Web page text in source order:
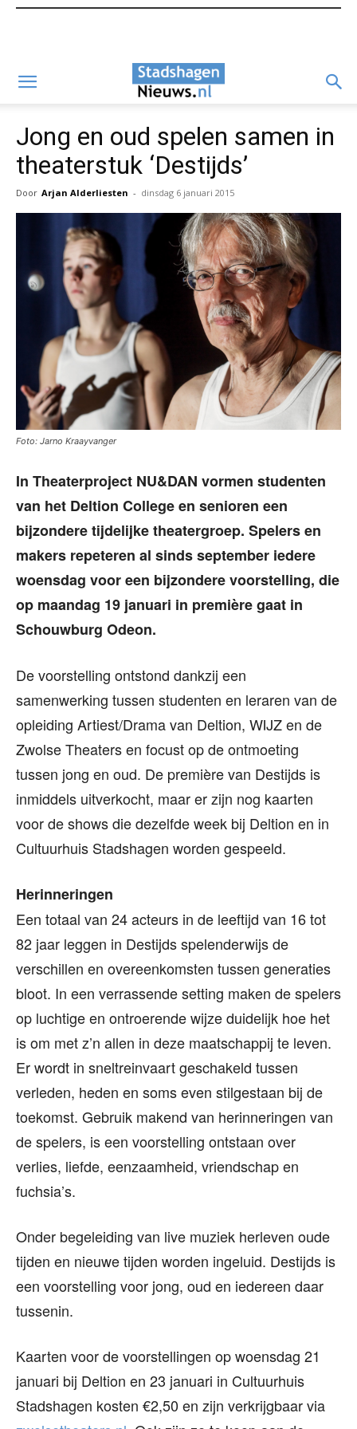
Jong en oud spelen samen in
theaterstuk ‘Destijds’
Door Arjan Alderliesten - dinsdag 6 januari 2015
Foto: Jarno Kraayvanger
In Theaterproject NU&DAN vormen studenten
van het Deltion College en senioren een
bijzondere tijdelijke theatergroep. Spelers en
makers repeteren al sinds september iedere
woensdag voor een bijzondere voorstelling, die
op maandag 19 januari in première gaat in
Schouwburg Odeon.
De voorstelling ontstond dankzij een
samenwerking tussen studenten en leraren van de
opleiding Artiest/Drama van Deltion, WIJZ en de
Zwolse Theaters en focust op de ontmoeting
tussen jong en oud. De première van Destijds is
inmiddels uitverkocht, maar er zijn nog kaarten
voor de shows die dezelfde week bij Deltion en in
Cultuurhuis Stadshagen worden gespeeld.
Herinneringen
Een totaal van 24 acteurs in de leeftijd van 16 tot
82 jaar leggen in Destijds spelenderwijs de
verschillen en overeenkomsten tussen generaties
bloot. In een verrassende setting maken de spelers
op luchtige en ontroerende wijze duidelijk hoe het
is om met z’n allen in deze maatschappij te leven.
Er wordt in sneltreinvaart geschakeld tussen
verleden, heden en soms even stilgestaan bij de
toekomst. Gebruik makend van herinneringen van
de spelers, is een voorstelling ontstaan over
verlies, liefde, eenzaamheid, vriendschap en
fuchsia’s.
Onder begeleiding van live muziek herleven oude
tijden en nieuwe tijden worden ingeluid. Destijds is
een voorstelling voor jong, oud en iedereen daar
tussenin.
Kaarten voor de voorstellingen op woensdag 21
januari bij Deltion en 23 januari in Cultuurhuis
Stadshagen kosten €2,50 en zijn verkrijgbaar via